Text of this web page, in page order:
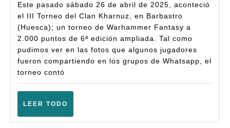
Kharnuz
–
Warhammer
Fantasy
(Basbastro
–
Abril
2025)
Este pasado sábado 26 de abril de 2025, aconteció
el III Torneo del Clan Kharnuz, en Barbastro
(Huesca); un torneo de Warhammer Fantasy a
2.000 puntos de 6ª edición ampliada. Tal como
pudimos ver en las fotos que algunos jugadores
fueron compartiendo en los grupos de Whatsapp, el
torneo contó
LEER TODO